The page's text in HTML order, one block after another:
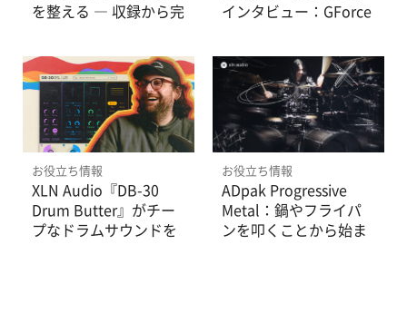
を整える ― 収録から完
インタビュー：GForce
だけでEPを制作
お役立ち情報
XLN Audio『DB-30
Drum Butter』がチー
プなドラムサウンドを
お役立ち情報
ADpak Progressive
Metal：鍋やフライパ
ンを叩くことから始ま